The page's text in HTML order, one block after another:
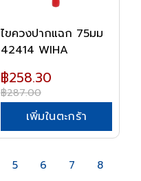
ไขควงปากแฉก 75มม
42414 WIHA
฿258.30
฿287.00
เพิ่มในตะกร้า
5 6 7
8